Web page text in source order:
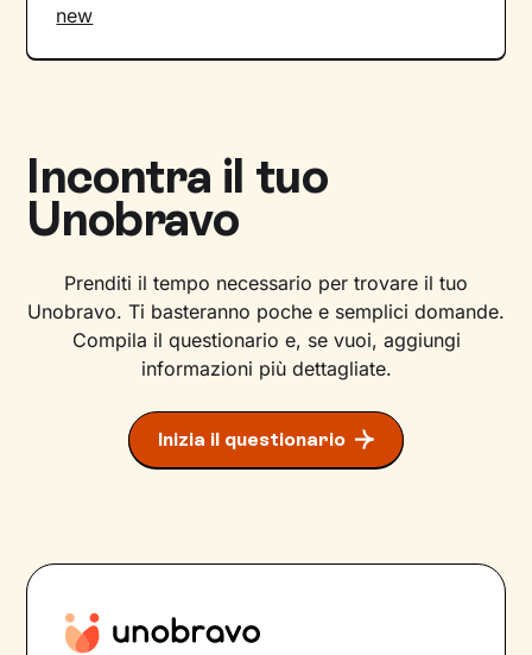
new
Incontra il tuo
Unobravo
Prenditi il tempo necessario per trovare il tuo
Unobravo. Ti basteranno poche e semplici domande.
Compila il questionario e, se vuoi, aggiungi
informazioni più dettagliate.
Inizia il questionario